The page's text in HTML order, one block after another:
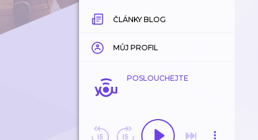
ČLÁNKY BLOG
MŮJ PROFIL
POSLOUCHEJTE